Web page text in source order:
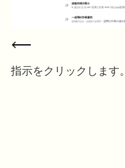
指示をクリックします。